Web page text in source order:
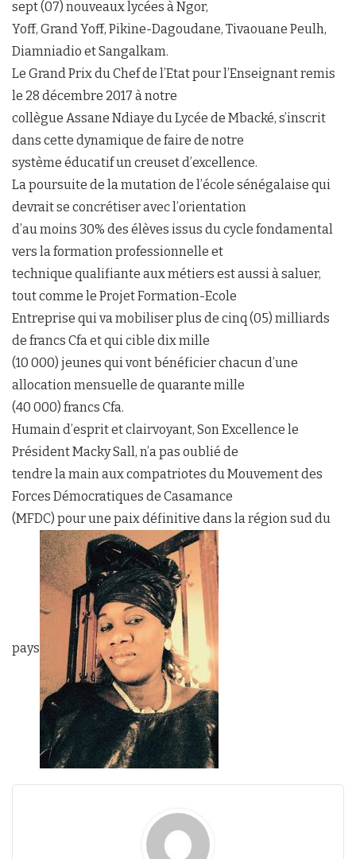
sept (07) nouveaux lycées à Ngor,
Yoff, Grand Yoff, Pikine-Dagoudane, Tivaouane Peulh,
Diamniadio et Sangalkam.
Le Grand Prix du Chef de l’Etat pour l’Enseignant remis
le 28 décembre 2017 à notre
collègue Assane Ndiaye du Lycée de Mbacké, s’inscrit
dans cette dynamique de faire de notre
système éducatif un creuset d’excellence.
La poursuite de la mutation de l’école sénégalaise qui
devrait se concrétiser avec l’orientation
d’au moins 30% des élèves issus du cycle fondamental
vers la formation professionnelle et
technique qualifiante aux métiers est aussi à saluer,
tout comme le Projet Formation-Ecole
Entreprise qui va mobiliser plus de cinq (05) milliards
de francs Cfa et qui cible dix mille
(10 000) jeunes qui vont bénéficier chacun d’une
allocation mensuelle de quarante mille
(40 000) francs Cfa.
Humain d’esprit et clairvoyant, Son Excellence le
Président Macky Sall, n’a pas oublié de
tendre la main aux compatriotes du Mouvement des
Forces Démocratiques de Casamance
(MFDC) pour une paix définitive dans la région sud du
pays